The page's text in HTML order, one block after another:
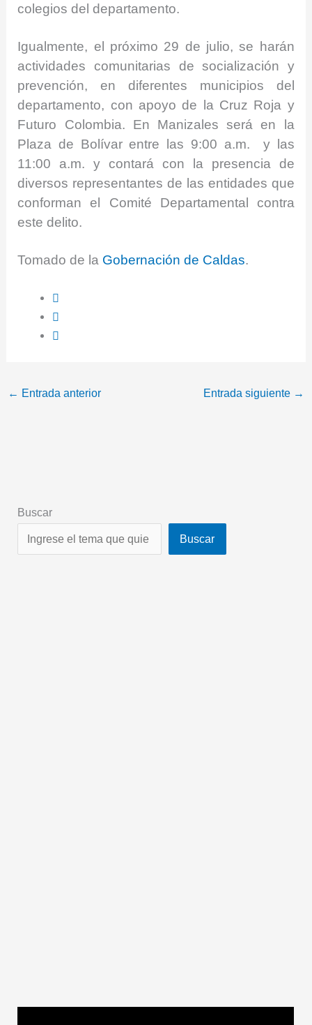
colegios del departamento.
Igualmente, el próximo 29 de julio, se harán
actividades comunitarias de socialización y
prevención, en diferentes municipios del
departamento, con apoyo de la Cruz Roja y
Futuro Colombia. En Manizales será en la
Plaza de Bolívar entre las 9:00 a.m. y las
11:00 a.m. y contará con la presencia de
diversos representantes de las entidades que
conforman el Comité Departamental contra
este delito.
Tomado de la Gobernación de Caldas.
← Entrada anterior Entrada siguiente →
Buscar
Buscar